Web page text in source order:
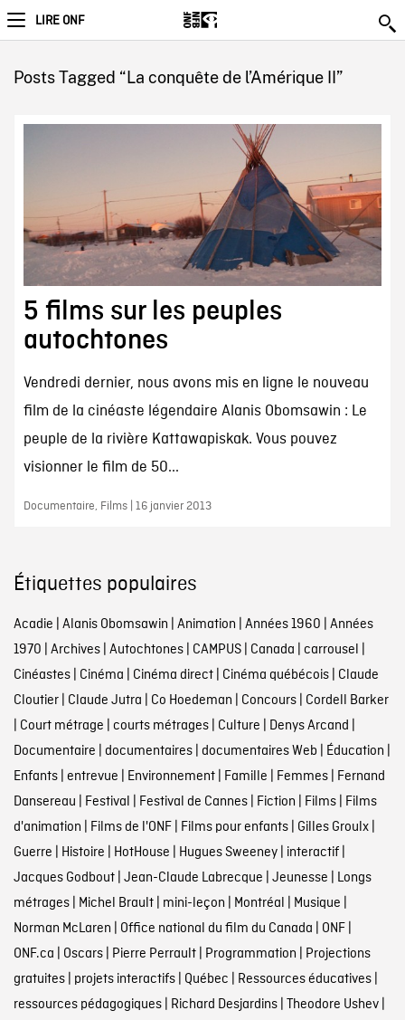
LIRE ONF
Posts Tagged “La conquête de l’Amérique II”
5 films sur les peuples
autochtones
Vendredi dernier, nous avons mis en ligne le nouveau
film de la cinéaste légendaire Alanis Obomsawin : Le
peuple de la rivière Kattawapiskak. Vous pouvez
visionner le film de 50...
Documentaire, Films | 16 janvier 2013
Étiquettes populaires
Acadie | Alanis Obomsawin | Animation | Années 1960 | Années
1970 | Archives| Autochtones| CAMPUS| Canada | carrousel |
Cinéastes| Cinéma | Cinéma direct| Cinéma québécois| Claude
Cloutier| Claude Jutra | Co Hoedeman | Concours| Cordell Barker
| Court métrage | courts métrages| Culture | Denys Arcand |
Documentaire | documentaires| documentaires Web | Éducation |
Enfants| entrevue | Environnement| Famille | Femmes| Fernand
Dansereau | Festival | Festival de Cannes| Fiction | Films| Films
d'animation | Films de l'ONF| Films pour enfants| Gilles Groulx|
Guerre | Histoire | HotHouse | Hugues Sweeney| interactif|
Jacques Godbout| Jean-Claude Labrecque | Jeunesse | Longs
métrages| Michel Brault| mini-leçon | Montréal | Musique |
Norman McLaren | Office national du film du Canada | ONF|
ONF.ca | Oscars| Pierre Perrault| Programmation | Projections
gratuites| projets interactifs| Québec | Ressources éducatives|
ressources pédagogiques| Richard Desjardins| Theodore Ushev|